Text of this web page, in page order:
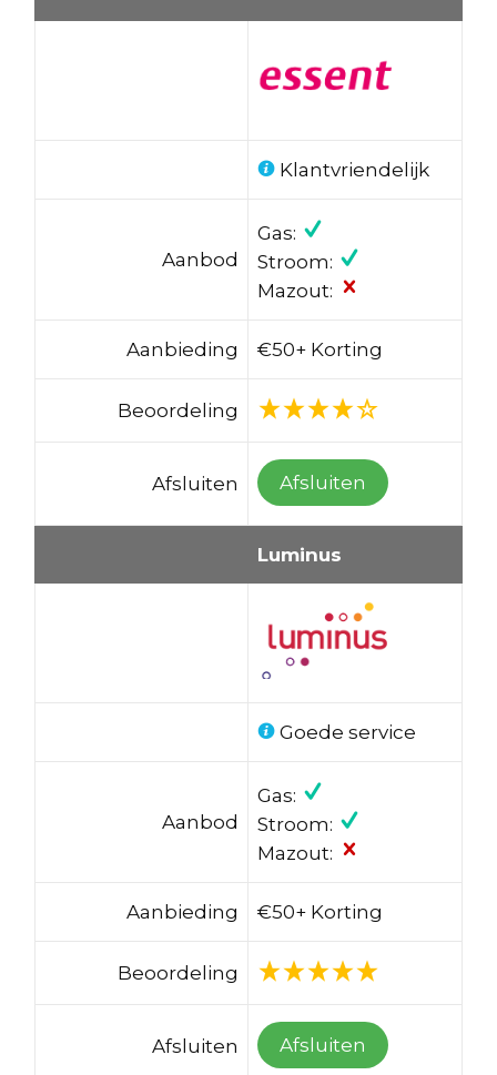
Klantvriendelijk
Aanbod
Gas:
Stroom:
Mazout:
Aanbieding €50+ Korting
Beoordeling
Afsluiten Afsluiten
Luminus
Goede service
Aanbod
Gas:
Stroom:
Mazout:
Aanbieding €50+ Korting
Beoordeling
Afsluiten Afsluiten